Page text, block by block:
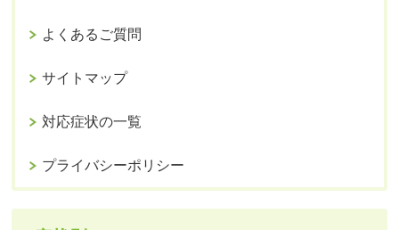
よくあるご質問
サイトマップ
対応症状の一覧
プライバシーポリシー